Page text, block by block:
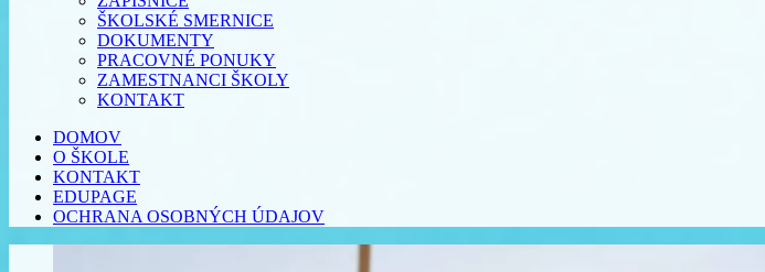
ŠKOLSKÉ SMERNICE
DOKUMENTY
PRACOVNÉ PONUKY
ZAMESTNANCI ŠKOLY
KONTAKT
DOMOV
O ŠKOLE
KONTAKT
EDUPAGE
OCHRANA OSOBNÝCH ÚDAJOV